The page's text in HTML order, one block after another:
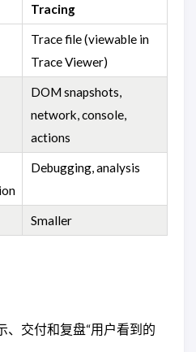
Tracing
Trace file (viewable in
Trace Viewer)
DOM snapshots,
network, console,
actions
Debugging, analysis
Smaller
、交付和复盘“用户看到的